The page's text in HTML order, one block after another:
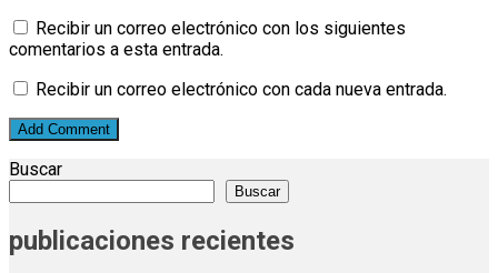
Recibir un correo electrónico con los siguientes
comentarios a esta entrada.
Recibir un correo electrónico con cada nueva entrada.
Buscar
Buscar
publicaciones recientes